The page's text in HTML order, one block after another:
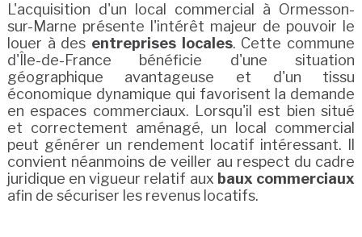
L'acquisition d'un local commercial à Ormesson-
sur-Marne présente l'intérêt majeur de pouvoir le
louer à des entreprises locales. Cette commune
d'Île-de-France bénéficie d'une situation
géographique avantageuse et d'un tissu
économique dynamique qui favorisent la demande
en espaces commerciaux. Lorsqu'il est bien situé
et correctement aménagé, un local commercial
peut générer un rendement locatif intéressant. Il
convient néanmoins de veiller au respect du cadre
juridique en vigueur relatif aux baux commerciaux
afin de sécuriser les revenus locatifs.